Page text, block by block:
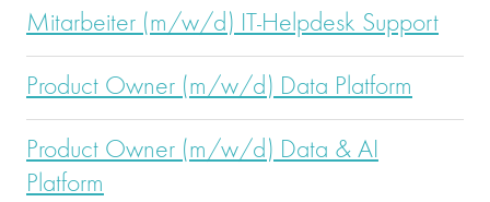
Mitarbeiter (m/w/d) IT-Helpdesk Support
Product Owner (m/w/d) Data Platform
Product Owner (m/w/d) Data & AI
Platform